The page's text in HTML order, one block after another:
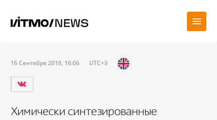
16 Сентября 2016, 16:06 UTC+3
Химически синтезированные